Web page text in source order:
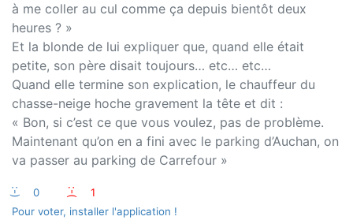
à me coller au cul comme ça depuis bientôt deux
heures ? »
Et la blonde de lui expliquer que, quand elle était
petite, son père disait toujours… etc… etc…
Quand elle termine son explication, le chauffeur du
chasse-neige hoche gravement la tête et dit :
« Bon, si c’est ce que vous voulez, pas de problème.
Maintenant qu’on en a fini avec le parking d’Auchan, on
va passer au parking de Carrefour »
:-) 0 :-(
1
Pour voter, installer l'application !